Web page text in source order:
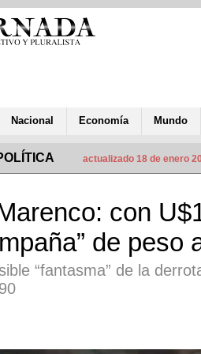
Nacional Economía Mundo
actualizado 18 de enero
con
de peso
“fantasma” de la